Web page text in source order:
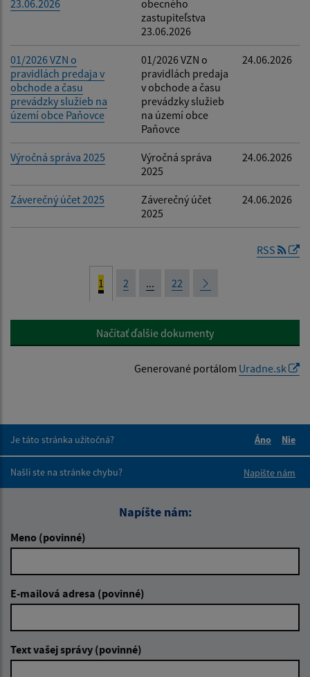
23.06.2026
obecného
zastupiteľstva
23.06.2026
01/2026 VZN o
pravidlách predaja v
obchode a času
prevádzky služieb na
území obce Paňovce
01/2026 VZN o
pravidlách predaja
v obchode a času
prevádzky služieb
na území obce
Paňovce
24.06.2026
Výročná správa 2025
Výročná správa
2025
24.06.2026
Záverečný účet 2025
Záverečný účet
2025
24.06.2026
RSS
1 2 ... 22
Načítať ďalšie dokumenty
Generované portálom Uradne.sk
Je táto stránka užitočná?
Áno
Nie
Našli ste na stránke chybu?
Napíšte nám
Napíšte nám:
Meno (povinné)
E-mailová adresa (povinné)
Text vašej správy (povinné)